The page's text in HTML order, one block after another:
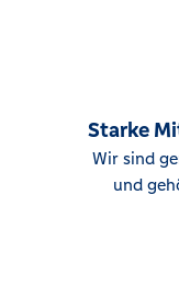
Starke
Wir sind
und